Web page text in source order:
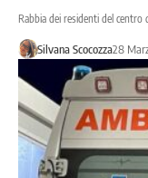
Rabbia dei residenti del
Silvana Scocozza28